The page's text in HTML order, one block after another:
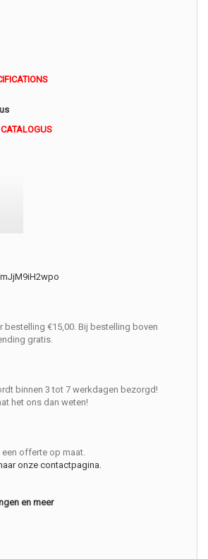
bestelling €15,00. Bij bestelling boven
gratis.
binnen 3 tot 7 werkdagen bezorgd!
het ons dan weten!
offerte op maat.
onze contactpagina.
en meer